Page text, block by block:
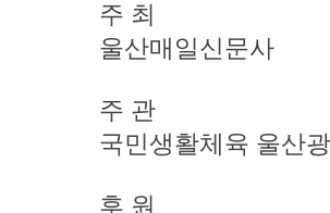
주 최
울산매일신문사
주 관
국민생활체육 울산
후 원